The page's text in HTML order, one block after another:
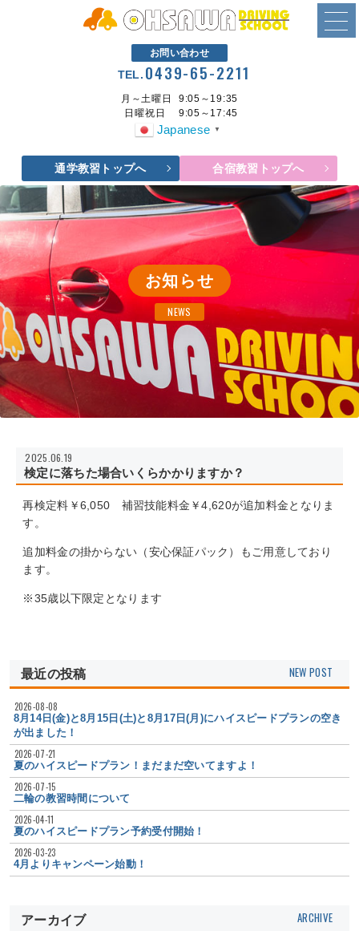
お問い合わせ
TEL. 0439-65-2211
月～土曜日
9:05～19:35
日曜祝日
9:05～17:45
Japanese ▼
通学教習トップへ 合宿教習トップへ
お知らせ
NEWS
2025.06.19
検定に落ちた場合いくらかかりますか？
再検定料￥6,050 補習技能料金￥4,620が追加料金となりま
す。
追加料金の掛からない（安心保証パック）もご用意しており
ます。
※35歳以下限定となります
最近の投稿
8月14日(金)と8月15日(土)と8月17日(月)にハイスピードプランの空き
が出ました！
2026-08-08
夏のハイスピードプラン！まだまだ空いてますよ！
2026-07-21
二輪の教習時間について
2026-07-15
夏のハイスピードプラン予約受付開始！
2026-04-11
4月よりキャンペーン始動！
2026-03-23
アーカイブ